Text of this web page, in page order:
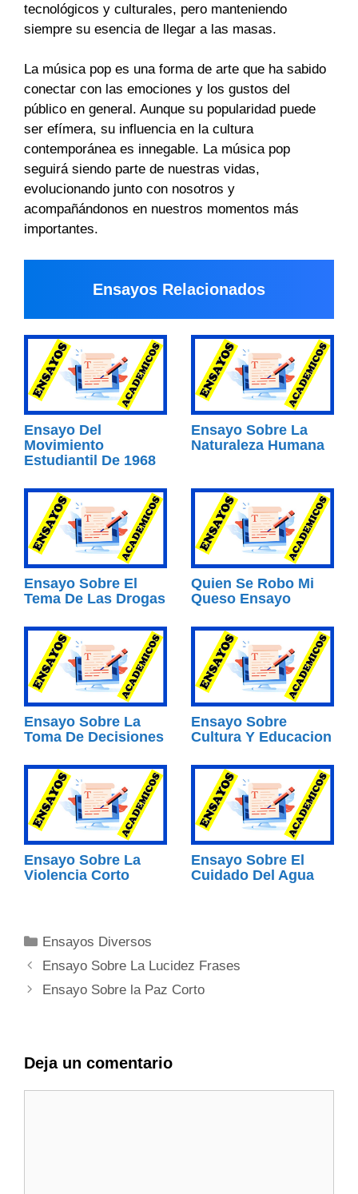
tecnológicos y culturales, pero manteniendo
siempre su esencia de llegar a las masas.
La música pop es una forma de arte que ha sabido
conectar con las emociones y los gustos del
público en general. Aunque su popularidad puede
ser efímera, su influencia en la cultura
contemporánea es innegable. La música pop
seguirá siendo parte de nuestras vidas,
evolucionando junto con nosotros y
acompañándonos en nuestros momentos más
importantes.
Ensayos Relacionados
Ensayo Del
Movimiento
Estudiantil De 1968
Ensayo Sobre La
Naturaleza Humana
Ensayo Sobre El
Tema De Las Drogas
Quien Se Robo Mi
Queso Ensayo
Ensayo Sobre La
Toma De Decisiones
Ensayo Sobre
Cultura Y Educacion
Ensayo Sobre La
Violencia Corto
Ensayo Sobre El
Cuidado Del Agua
Categorías
Ensayos Diversos
Ensayo Sobre La Lucidez Frases
Ensayo Sobre la Paz Corto
Deja un comentario